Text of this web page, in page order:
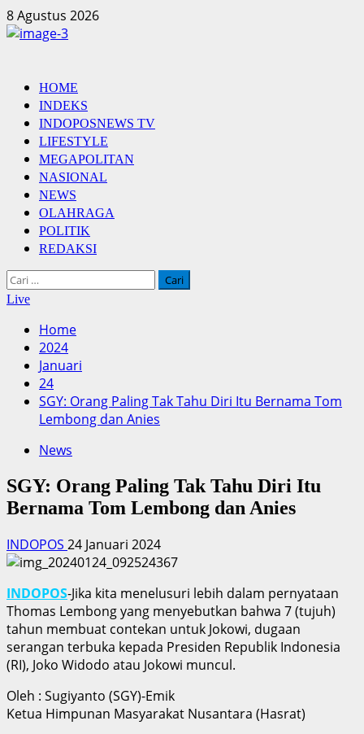
Skip
to
8 Agustus 2026
Primary
Menu
HOME
INDEKS
INDOPOSNEWS TV
LIFESTYLE
MEGAPOLITAN
NASIONAL
NEWS
OLAHRAGA
POLITIK
REDAKSI
Cari
untuk:
Live
Home
2024
Januari
24
SGY: Orang Paling Tak Tahu Diri Itu Bernama Tom
Lembong dan Anies
News
SGY: Orang Paling Tak Tahu Diri Itu
Bernama Tom Lembong dan Anies
INDOPOS 24 Januari 2024
INDOPOS-Jika kita menelusuri lebih dalam pernyataan
Thomas Lembong yang menyebutkan bahwa 7 (tujuh)
tahun membuat contekan untuk Jokowi, dugaan
serangan terbuka kepada Presiden Republik Indonesia
(RI), Joko Widodo atau Jokowi muncul.
Oleh : Sugiyanto (SGY)-Emik
Ketua Himpunan Masyarakat Nusantara (Hasrat)